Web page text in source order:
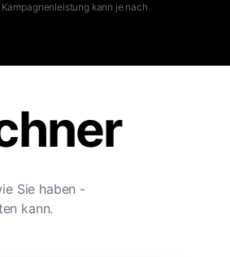
kann je nach
Sie haben -
kann.